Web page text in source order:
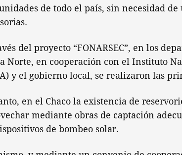
de todo el país, sin necesidad
del proyecto “FONARSEC”, en los
Norte, en cooperación con el Instituto
y el gobierno local, se realizaron las
en el Chaco la existencia de
mediante obras de captación
de bombeo solar.